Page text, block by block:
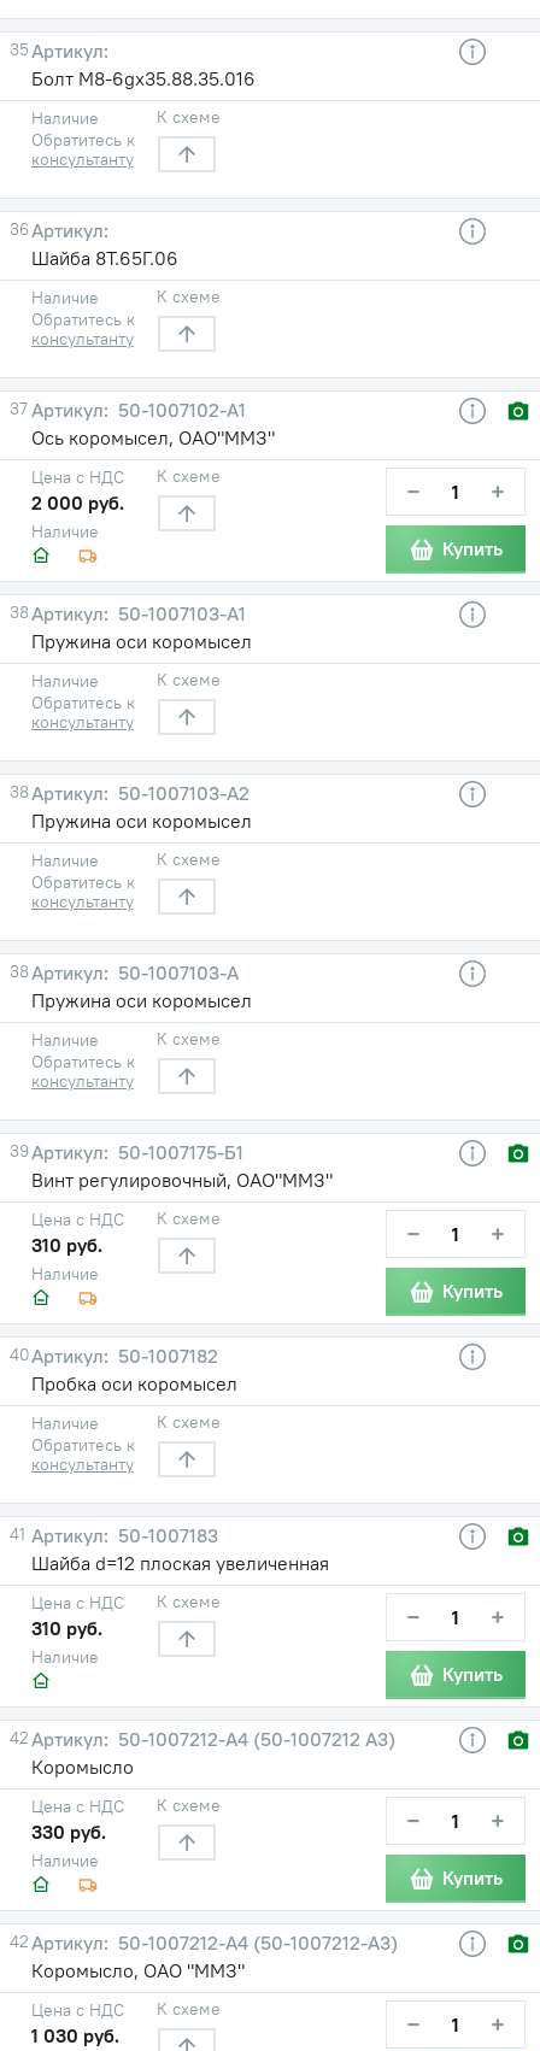
35
Болт М8-6gх35.88.35.016
Наличие
Обратитесь к
консультанту
К схеме
36
Шайба 8Т.65Г.06
Наличие
Обратитесь к
консультанту
К схеме
37
50-1007102-А1
Ось коромысел, ОАО"ММЗ"
Наличие
Цена с НДС
2 000 руб.
К схеме − +
Купить
38
50-1007103-А1
Пружина оси коромысел
Наличие
Обратитесь к
консультанту
К схеме
38
50-1007103-А2
Пружина оси коромысел
Наличие
Обратитесь к
консультанту
К схеме
38
50-1007103-А
Пружина оси коромысел
Наличие
Обратитесь к
консультанту
К схеме
39
50-1007175-Б1
Винт регулировочный, ОАО"ММЗ"
Наличие
Цена с НДС
310 руб.
К схеме − +
Купить
40
50-1007182
Пробка оси коромысел
Наличие
Обратитесь к
консультанту
К схеме
41
50-1007183
Шайба d=12 плоская увеличенная
Наличие
Цена с НДС
310 руб.
К схеме − +
Купить
42
50-1007212-А4 (50-1007212 А3)
Коромысло
Наличие
Цена с НДС
330 руб.
К схеме − +
Купить
42
50-1007212-А4 (50-1007212-А3)
Коромысло, ОАО "ММЗ"
Цена с НДС
1 030 руб.
К схеме − +